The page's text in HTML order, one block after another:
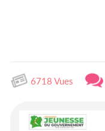
6718 Vues